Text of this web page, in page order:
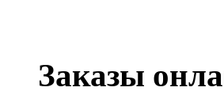
Заказы